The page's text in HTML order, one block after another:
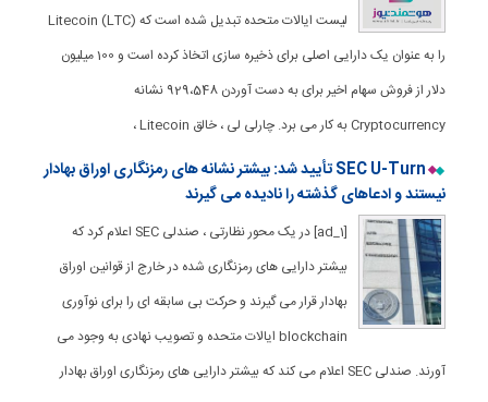
لیست ایالات متحده تبدیل شده است که Litecoin (LTC)
را به عنوان یک دارایی اصلی برای ذخیره سازی اتخاذ کرده است و 100 میلیون
دلار از فروش سهام اخیر برای به دست آوردن 929،548 نشانه
Cryptocurrency به کار می برد. چارلی لی ، خالق Litecoin ،
SEC U-Turn تأیید شد: بیشتر نشانه های رمزنگاری اوراق بهادار
نیستند و ادعاهای گذشته را نادیده می گیرند
[ad_1] در یک محور نظارتی ، صندلی SEC اعلام کرد که
بیشتر دارایی های رمزنگاری شده در خارج از قوانین اوراق
بهادار قرار می گیرند و حرکت بی سابقه ای را برای نوآوری
blockchain ایالات متحده و تصویب نهادی به وجود می
آورند. صندلی SEC اعلام می کند که بیشتر دارایی های رمزنگاری اوراق بهادار